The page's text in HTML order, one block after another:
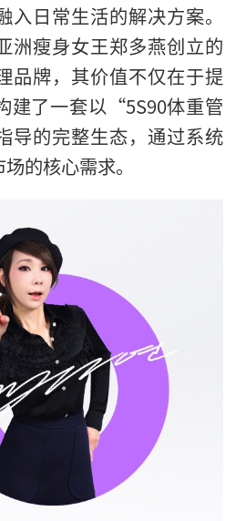
入日常生活的解决方案。
洲瘦身女王郑多燕创立的
品牌，其价值不仅在于提
建了一套以“5S90体重管
导的完整生态，通过系统
的核心需求。